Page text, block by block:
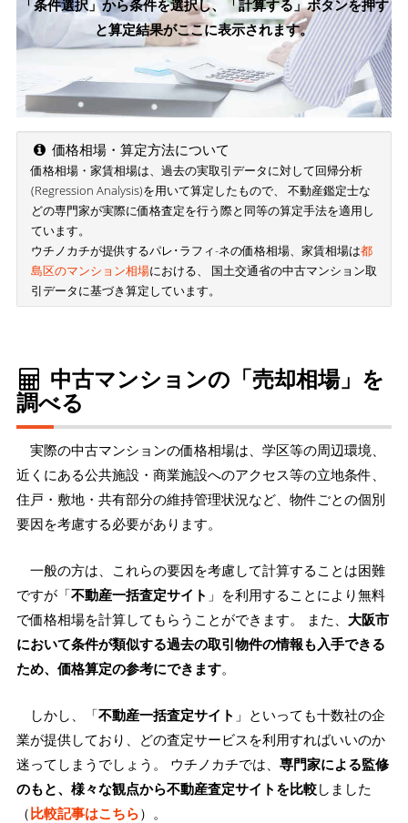
「条件選択」から条件を選択し、「計算する」ボタンを押す
と算定結果がここに表示されます。
価格相場・算定方法について
価格相場・家賃相場は、過去の実取引データに対して回帰分析
(Regression Analysis)を用いて算定したもので、 不動産鑑定士な
どの専門家が実際に価格査定を行う際と同等の算定手法を適用し
ています。
ウチノカチが提供するパレ･ラフィ-ネの価格相場、家賃相場は都
島区のマンション相場における、 国土交通省の中古マンション取
引データに基づき算定しています。
中古マンションの「売却相場」を
調べる
実際の中古マンションの価格相場は、学区等の周辺環境、
近くにある公共施設・商業施設へのアクセス等の立地条件、
住戸・敷地・共有部分の維持管理状況など、物件ごとの個別
要因を考慮する必要があります。
一般の方は、これらの要因を考慮して計算することは困難
ですが「不動産一括査定サイト 」を利用することにより無料
で価格相場を計算してもらうことができます。 また、 大阪市
において条件が類似する過去の取引物件の情報も入手できる
ため、価格算定の参考にできます。
しかし、「不動産一括査定サイト 」といっても十数社の企
業が提供しており、どの査定サービスを利用すればいいのか
迷ってしまうでしょう。 ウチノカチでは、 専門家による監修
のもと、様々な観点から不動産査定サイトを比較しました
（比較記事はこちら）。